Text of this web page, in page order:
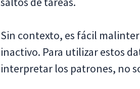
Sin contexto, es fácil
inactivo. Para utilizar estos
interpretar los patrones, no